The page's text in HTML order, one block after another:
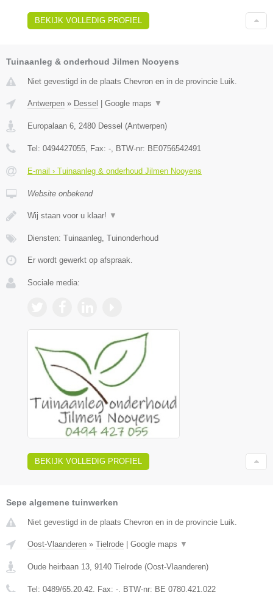
BEKIJK VOLLEDIG PROFIEL
Tuinaanleg & onderhoud Jilmen Nooyens
Niet gevestigd in de plaats Chevron en in de provincie Luik.
Antwerpen » Dessel | Google maps ▼
Europalaan 6 2480 Dessel (Antwerpen)
Tel: 0494427055 , Fax: - , BTW-nr: BE0756542491
E-mail › Tuinaanleg & onderhoud Jilmen Nooyens
Website onbekend
Wij staan voor u klaar! ▼
Diensten: Tuinaanleg, Tuinonderhoud
Er wordt gewerkt op afspraak.
Sociale media:
BEKIJK VOLLEDIG PROFIEL
Sepe algemene tuinwerken
Niet gevestigd in de plaats Chevron en in de provincie Luik.
Oost-Vlaanderen » Tielrode Google maps ▼
Oude heirbaan 13, 9140 Tielrode (Oost-Vlaanderen)
Tel: 0489/65.20.42, Fax: -, BTW-nr: BE 0780.421.022